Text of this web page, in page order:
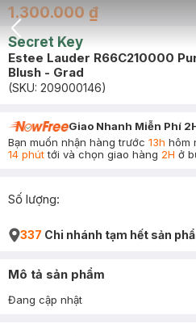
Back Icon
1.300.000 ₫
Secret Key
Estee Lauder R66C210000
Blush - Grad
(SKU: 209000146)
Giao Nhanh Miễn Phí
Bạn muốn nhận hàng trước 13h hôm
14 phúttới và chọn giao hàng 2H ở
Số lượng:
337 Chi nhánh tạm hết sản
Mô tả sản phẩm
Đang cập nhật